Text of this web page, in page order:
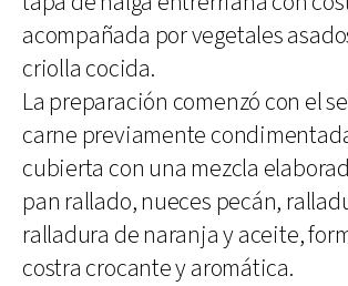
acompañada por vegetales
criolla cocida.
La preparación comenzó con el
carne previamente
cubierta con una mezcla
pan rallado, nueces pecán,
ralladura de naranja y aceite,
costra crocante y aromática.